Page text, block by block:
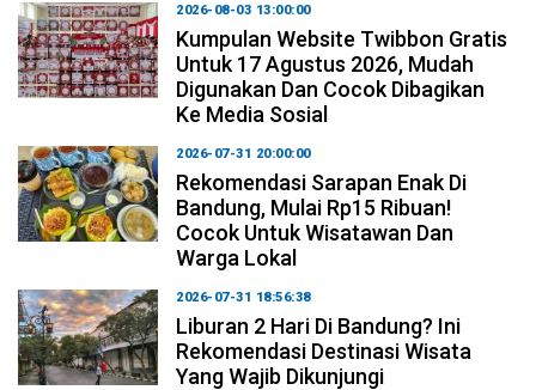
2026-08-03 13:00:00
Kumpulan Website Twibbon Gratis
Untuk 17 Agustus 2026, Mudah
Digunakan Dan Cocok Dibagikan
Ke Media Sosial
2026-07-31 20:00:00
Rekomendasi Sarapan Enak Di
Bandung, Mulai Rp15 Ribuan!
Cocok Untuk Wisatawan Dan
Warga Lokal
2026-07-31 18:56:38
Liburan 2 Hari Di Bandung? Ini
Rekomendasi Destinasi Wisata
Yang Wajib Dikunjungi